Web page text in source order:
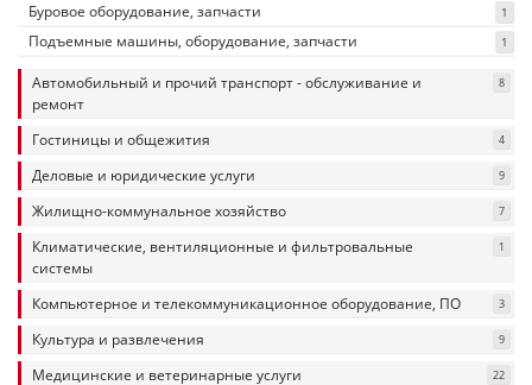
Буровое оборудование, запчасти 1
Подъемные машины, оборудование, запчасти 1
Автомобильный и прочий транспорт - обслуживание и
ремонт
8
Гостиницы и общежития 4
Деловые и юридические услуги 9
Жилищно-коммунальное хозяйство 7
Климатические, вентиляционные и фильтровальные
системы
1
Компьютерное и телекоммуникационное оборудование, ПО 3
Культура и развлечения 9
Медицинские и ветеринарные услуги 22